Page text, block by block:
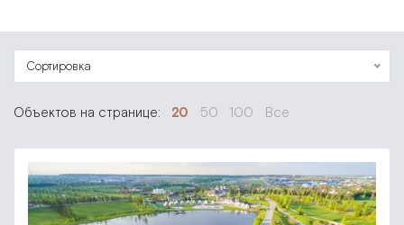
Сортировка
Объектов на странице: 20 50 100 Все